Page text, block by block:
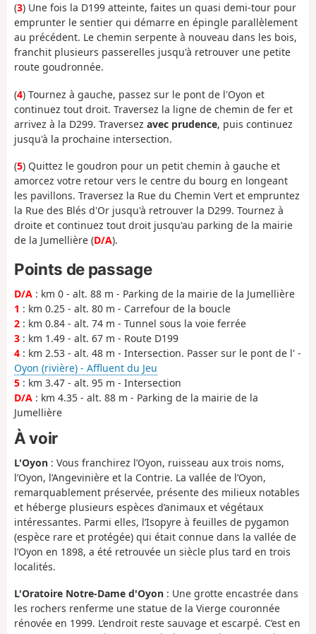
(3) Une fois la D199 atteinte, faites un quasi demi-tour pour
emprunter le sentier qui démarre en épingle parallèlement
au précédent. Le chemin serpente à nouveau dans les bois,
franchit plusieurs passerelles jusqu'à retrouver une petite
route goudronnée.
(4) Tournez à gauche, passez sur le pont de l'Oyon et
continuez tout droit. Traversez la ligne de chemin de fer et
arrivez à la D299. Traversez avec prudence, puis continuez
jusqu'à la prochaine intersection.
(5) Quittez le goudron pour un petit chemin à gauche et
amorcez votre retour vers le centre du bourg en longeant
les pavillons. Traversez la Rue du Chemin Vert et empruntez
la Rue des Blés d'Or jusqu'à retrouver la D299. Tournez à
droite et continuez tout droit jusqu'au parking de la mairie
de la Jumellière (D/A).
Points de passage
D/A : km 0 - alt. 88 m - Parking de la mairie de la Jumellière
1 : km 0.25 - alt. 80 m - Carrefour de la boucle
2 : km 0.84 - alt. 74 m - Tunnel sous la voie ferrée
3 : km 1.49 - alt. 67 m - Route D199
4 : km 2.53 - alt. 48 m - Intersection. Passer sur le pont de l' -
Oyon (rivière) - Affluent du Jeu
5 : km 3.47 - alt. 95 m - Intersection
D/A : km 4.35 - alt. 88 m - Parking de la mairie de la
Jumellière
À voir
L'Oyon : Vous franchirez l’Oyon, ruisseau aux trois noms,
l’Oyon, l’Angevinière et la Contrie. La vallée de l’Oyon,
remarquablement préservée, présente des milieux notables
et héberge plusieurs espèces d’animaux et végétaux
intéressantes. Parmi elles, l’Isopyre à feuilles de pygamon
(espèce rare et protégée) qui était connue dans la vallée de
l’Oyon en 1898, a été retrouvée un siècle plus tard en trois
localités.
L'Oratoire Notre-Dame d'Oyon : Une grotte encastrée dans
les rochers renferme une statue de la Vierge couronnée
rénovée en 1999. L’endroit reste sauvage et escarpé. C’est en